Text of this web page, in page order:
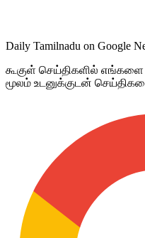
Daily Tamilnadu on Google
கூகுள் செய்திகளில்
மூலம் உடனுக்குடன்